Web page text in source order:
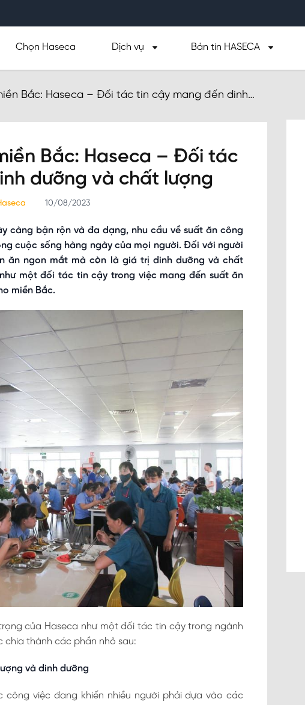
Chọn Haseca Dịch vụ Bản tin HASECA
Bắc: Haseca – Đối tác tin cậy mang đến dinh
Bắc: Haseca – Đối tác
dưỡng và chất lượng
10/08/2023
càng bận rộn và đa dạng, nhu cầu về suất ăn công
cuộc sống hàng ngày của mọi người. Đối với người
ăn ngon mắt mà còn là giá trị dinh dưỡng và chất
một đối tác tin cậy trong việc mang đến suất ăn
miền Bắc.
của Haseca như một đối tác tin cậy trong ngành
chia thành các phần nhỏ sau:
và dinh dưỡng
việc đang khiến nhiều người phải dựa vào các